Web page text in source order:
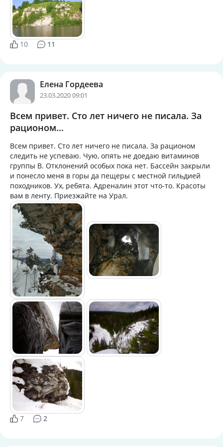
10 11
Елена Гордеева
23.03.2020 09:01
Всем привет. Сто лет ничего не писала. За
рационом...
Всем привет. Сто лет ничего не писала. За рационом
следить не успеваю. Чую, опять не доедаю витаминов
группы В. Отклонений особых пока нет. Бассейн закрыли
и понесло меня в горы да пещеры с местной гильдией
походников. Ух, ребята. Адреналин этот что-то. Красоты
вам в ленту. Приезжайте на Урал.
7 2